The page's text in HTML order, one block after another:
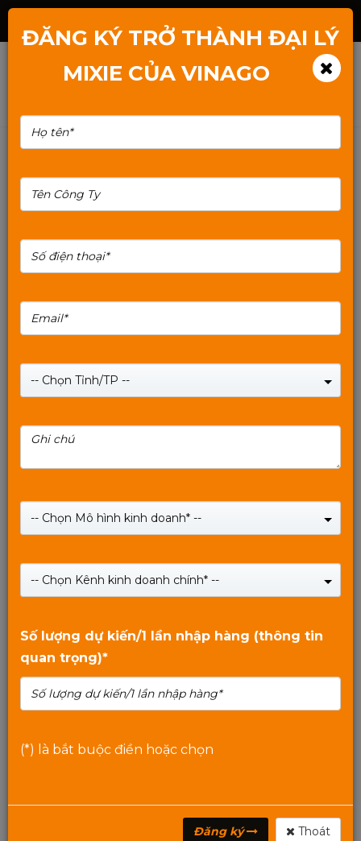
COLOR
0
trên
5
(Xem 0 đánh giá)
Giá:699,000₫
Giá:799,000₫
COLOR đã có mặt tại Vinago
GỌIHOTLINE
COLOR,
ĐĂNG KÝ TRỞ THÀNH ĐẠI LÝ
MIXIE CỦA VINAGO
-- Chọn Tỉnh/TP --
-- Chọn Mô hình kinh doanh* --
-- Chọn Kênh kinh doanh chính* --
Số lượng dự kiến/1 lần nhập hàng (thông tin
quan trọng)*
(*) là bắt buộc điền hoặc chọn
Đăng ký Thoát